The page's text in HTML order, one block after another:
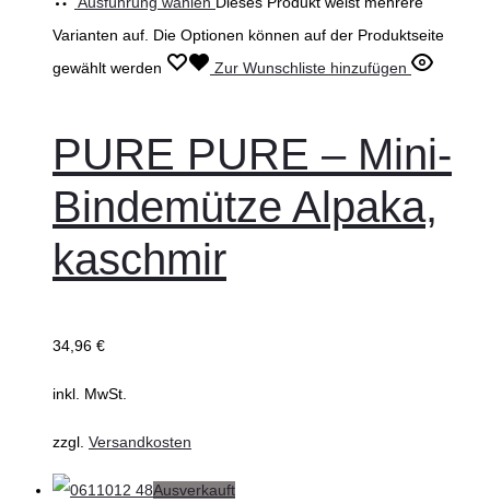
Varianten auf. Die Optionen können auf der Produktseite
gewählt werden
Zur Wunschliste hinzufügen
PURE PURE – Mini-
Bindemütze Alpaka,
kaschmir
34,96 €
inkl. MwSt.
zzgl. Versandkosten
Ausverkauft